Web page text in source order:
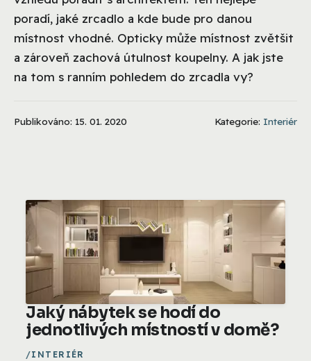
poradí, jaké zrcadlo a kde bude pro danou
místnost vhodné. Opticky může místnost zvětšit
a zároveň zachová útulnost koupelny. A jak jste
na tom s ranním pohledem do zrcadla vy?
Publikováno: 15. 01. 2020 Kategorie: Interiér
Jaký nábytek se hodí do
jednotlivých místností v domě?
INTERIÉR